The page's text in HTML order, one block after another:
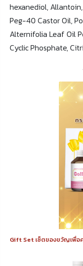
hexanediol,
Peg-40 Castor Oil,
Alternifolia Leaf Oil
Cyclic Phosphate,